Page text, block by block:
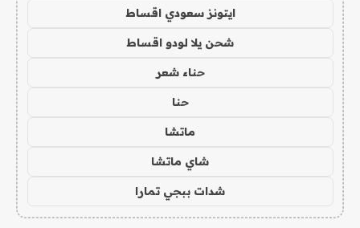
ايتونز سعودي اقساط
شحن يلا لودو اقساط
حناء شعر
حنا
ماتشا
شاي ماتشا
شدات ببجي تمارا